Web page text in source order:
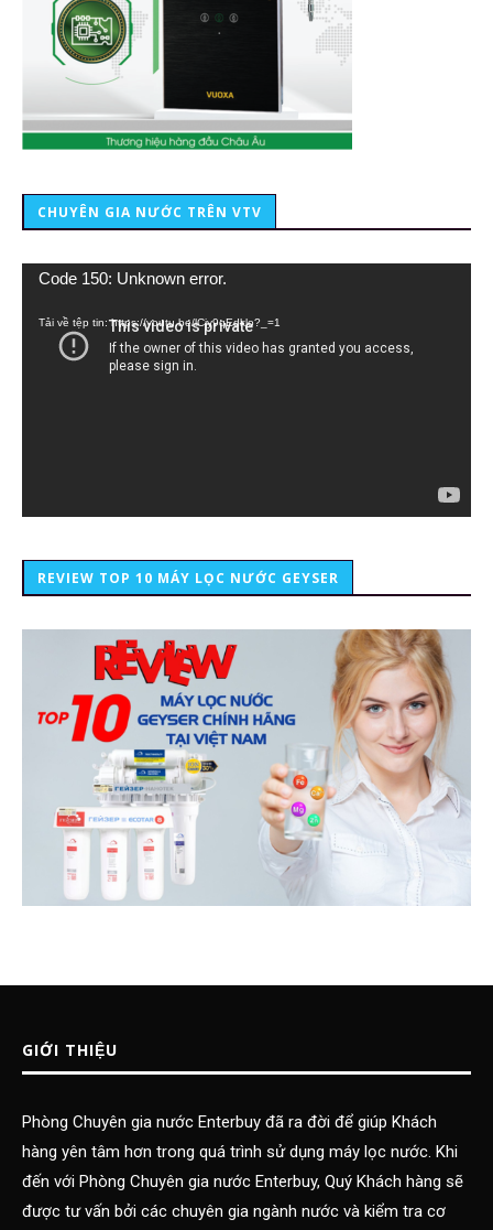
CHUYÊN GIA NƯỚC TRÊN VTV
Trình
Code 150: Unknown error.
Tải về tệp tin: https://youtu.be/lCiy9qEdklo?_=1
REVIEW TOP 10 MÁY LỌC NƯỚC GEYSER
GIỚI THIỆU
Phòng Chuyên gia nước Enterbuy đã ra đời để giúp Khách
hàng yên tâm hơn trong quá trình sử dụng máy lọc nước. Khi
đến với Phòng Chuyên gia nước Enterbuy, Quý Khách hàng sẽ
được tư vấn bởi các chuyên gia ngành nước và kiểm tra cơ